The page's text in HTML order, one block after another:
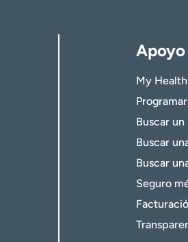
My
Buscar
Buscar
Buscar
Seguro